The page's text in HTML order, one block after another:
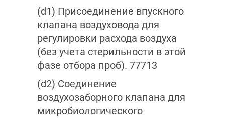
(d1) Присоединение впускного
клапана воздуховода для
регулировки расхода воздуха
(без учета стерильности в этой
фазе отбора проб). 77713
(d2) Соединение
воздухозаборного клапана для
микробиологического